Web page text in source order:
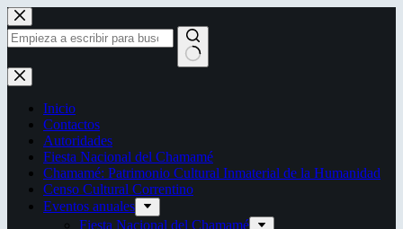
Saltar
al
contenido
Sin
resultados
Inicio
Contactos
Autoridades
Fiesta Nacional del Chamamé
Chamamé: Patrimonio Cultural Inmaterial de la Humanidad
Censo Cultural Correntino
Eventos anuales
Fiesta Nacional del Chamamé